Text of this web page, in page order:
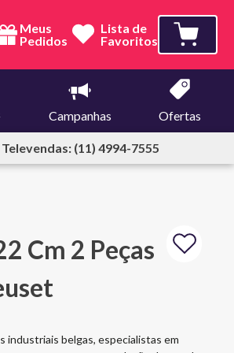
Meus
Pedidos
Lista de
Favoritos
Campanhas Ofertas
Televendas: (11) 4994-7555
Cm 2 Peças
industriais belgas, especialistas em